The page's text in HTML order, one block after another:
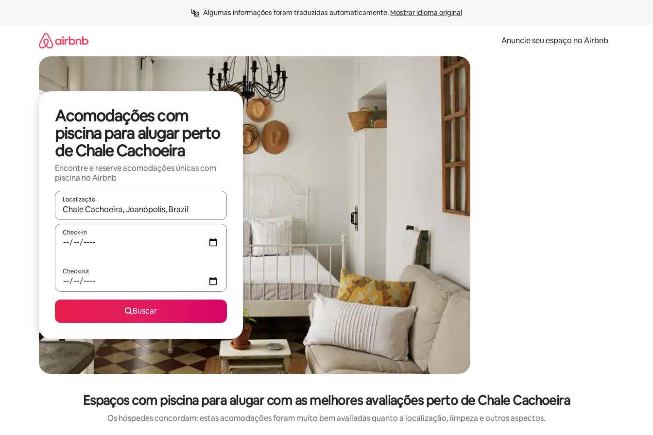
Algumas informações foram traduzidas automaticamente. Mostrar idioma original
Anuncie seu espaço no Airbnb
Acomodações com
piscina para alugar perto
de Chale Cachoeira
Encontre e reserve acomodações únicas com
piscina no Airbnb
Localização
Quando os resultados estiverem disponíveis, explore-os usando as seta para cima e para baixo do teclado ou tocando e deslizando o dedo na tela.
Check-in
Checkout
Buscar
Espaços com piscina para alugar com as melhores avaliações perto de Chale Cachoeira
Os hóspedes concordam: estas acomodações foram muito bem avaliadas quanto a localização, limpeza e outros aspectos.